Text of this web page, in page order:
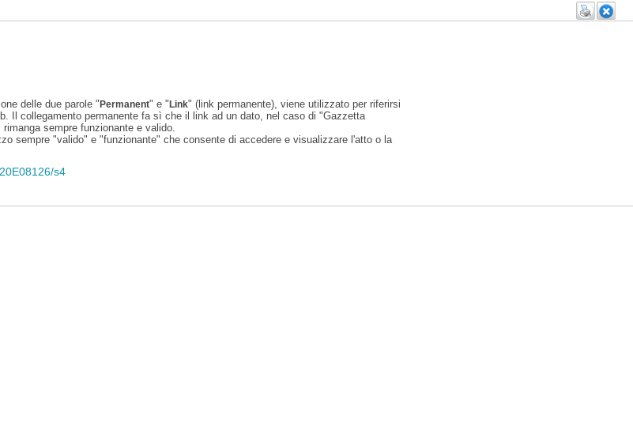
delle due parole "Permanent" e "Link" (link permanente), viene utilizzato per riferirsi
Il collegamento permanente fa sì che il link ad un dato, nel caso di "Gazzetta
sempre funzionante e valido.
sempre "valido" e "funzionante" che consente di accedere e visualizzare l'atto o la
s4